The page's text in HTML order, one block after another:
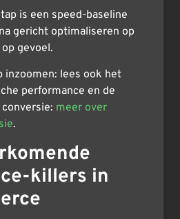
is een speed-baseline
gericht optimaliseren op
gevoel.
inzoomen: lees ook het
performance en de
meer over
.
killers in